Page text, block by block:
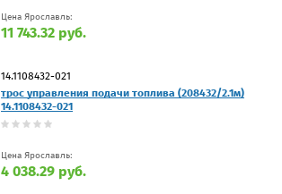
Цена Ярославль:
11 743.32 руб.
14.1108432-021
трос управления подачи топлива (208432/2.1м)
14.1108432-021
Цена Ярославль:
4 038.29 руб.